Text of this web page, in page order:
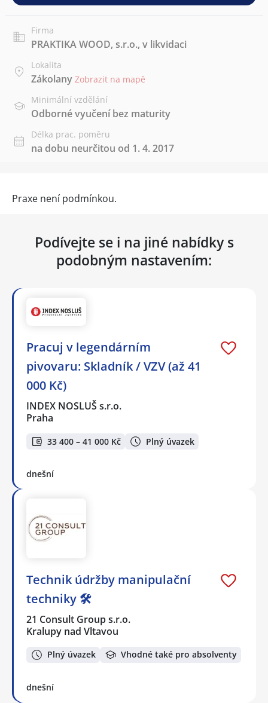
Firma
PRAKTIKA WOOD, s.r.o., v likvidaci
Lokalita
Zákolany Zobrazit na mapě
Minimální vzdělání
Odborné vyučení bez maturity
Délka prac. poměru
na dobu neurčitou od 1. 4. 2017
Praxe není podmínkou.
Podívejte se i na jiné nabídky s
podobným nastavením:
Pracuj v legendárním
pivovaru: Skladník / VZV (až 41
000 Kč)
INDEX NOSLUŠ s.r.o.
Praha
33 400 – 41 000 Kč Plný úvazek
dnešní
Technik údržby manipulační
techniky 🛠️
21 Consult Group s.r.o.
Kralupy nad Vltavou
Plný úvazek Vhodné také pro absolventy
dnešní